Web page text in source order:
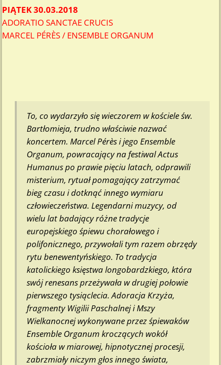
PIĄTEK 30.03.2018
ADORATIO SANCTAE CRUCIS
MARCEL PÉRÈS / ENSEMBLE ORGANUM
To, co wydarzyło się wieczorem w kościele św.
Bartłomieja, trudno właściwie nazwać
koncertem. Marcel Pérès i jego Ensemble
Organum, powracający na festiwal Actus
Humanus po prawie pięciu latach, odprawili
misterium, rytuał pomagający zatrzymać
bieg czasu i dotknąć innego wymiaru
człowieczeństwa. Legendarni muzycy, od
wielu lat badający różne tradycje
europejskiego śpiewu chorałowego i
polifonicznego, przywołali tym razem obrzędy
rytu benewentyńskiego. To tradycja
katolickiego księstwa longobardzkiego, która
swój renesans przeżywała w drugiej połowie
pierwszego tysiąclecia. Adoracja Krzyża,
fragmenty Wigilii Paschalnej i Mszy
Wielkanocnej wykonywane przez śpiewaków
Ensemble Organum kroczących wokół
kościoła w miarowej, hipnotycznej procesji,
zabrzmiały niczym głos innego świata,